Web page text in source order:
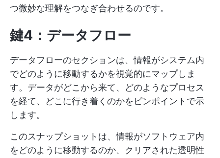
つ微妙な理解をつなぎ合わせるのです。
鍵4：データフロー
データフローのセクションは、情報がシステム内
でどのように移動するかを視覚的にマップしま
す。データがどこから来て、どのようなプロセス
を経て、どこに行き着くのかをピンポイントで示
します。
このスナップショットは、情報がソフトウェア内
をどのように移動するのか、クリアされた透明性